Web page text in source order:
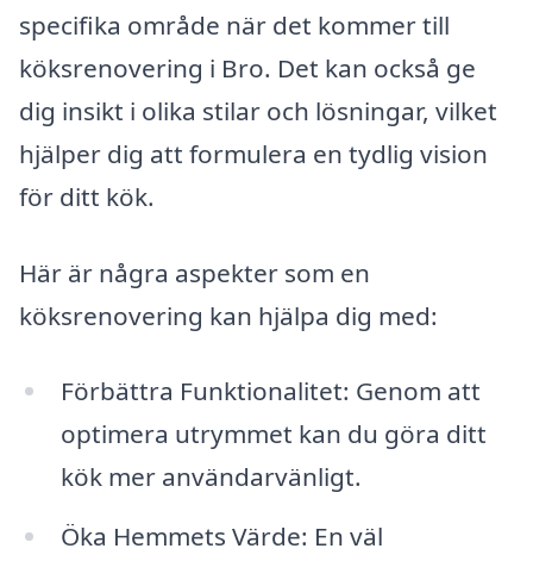
specifika område när det kommer till
köksrenovering i Bro. Det kan också ge
dig insikt i olika stilar och lösningar, vilket
hjälper dig att formulera en tydlig vision
för ditt kök.
Här är några aspekter som en
köksrenovering kan hjälpa dig med:
Förbättra Funktionalitet: Genom att
optimera utrymmet kan du göra ditt
kök mer användarvänligt.
Öka Hemmets Värde: En väl